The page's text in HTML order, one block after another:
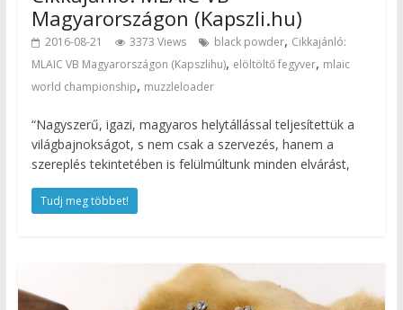
Magyarországon (Kapszli.hu)
2016-08-21 3373 Views black powder, Cikkajánló:
MLAIC VB Magyarországon (Kapszlihu), elöltöltő fegyver, mlaic
world championship, muzzleloader
“Nagyszerű, igazi, magyaros helytállással teljesítettük a
világbajnokságot, s nem csak a szervezés, hanem a
szereplés tekintetében is felülmúltunk minden elvárást,
Tudj meg többet!